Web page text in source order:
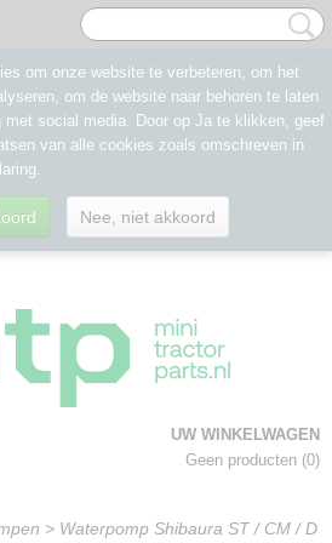
UW WINKELWAGEN
Geen producten (0)
> Waterpomp Shibaura ST / CM / D
om onze website te verbeteren, om het
om de website naar behoren te laten
met social media. Door op Ja te klikken, geef
van alle cookies zoals omschreven in
Nee, niet akkoord